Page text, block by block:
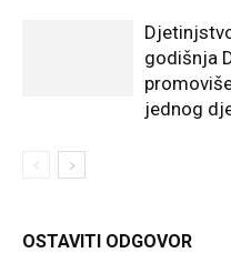
godišnja
jednog
OSTAVITI ODGOVOR